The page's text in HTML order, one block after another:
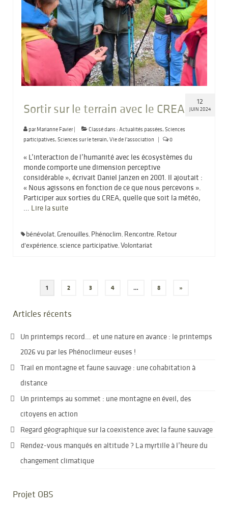
12
JUIN 2024
Sortir sur le terrain avec le CREA
parMarianne Favier| Classé dans : Actualités passées, Sciences
participatives, Sciences sur le terrain, Vie de l'association | 0
« L’interaction de l’humanité avec les écosystèmes du
monde comporte une dimension perceptive
considérable », écrivait Daniel Janzen en 2001. Il ajoutait :
« Nous agissons en fonction de ce que nous percevons ».
Participer aux sorties du CREA, quelle que soit la météo,
… Lire la suite­­
bénévolat, Grenouilles, Phénoclim, Rencontre, Retour
d'expérience, science participative, Volontariat
Pagination
des
1 2 3 4 … 8 »
Articles récents
Un printemps record… et une nature en avance : le printemps
2026 vu par les Phénoclimeur·euses !
Trail en montagne et faune sauvage : une cohabitation à
distance
Un printemps au sommet : une montagne en éveil, des
citoyens en action
Regard géographique sur la coexistence avec la faune sauvage
Rendez-vous manqués en altitude ? La myrtille à l’heure du
changement climatique
Projet OBS